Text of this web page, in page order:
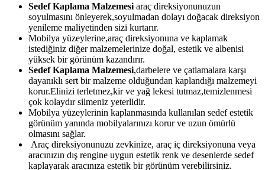
Sedef Kaplama Malzemesi araç direksiyonunuzun
soyulmasını önleyerek,soyulmadan dolayı doğacak direksiyon
yenileme maliyetinden sizi kurtarır.
Mobilya yüzeylerine,araç direksiyonuna ve kaplamak
istediğiniz diğer malzemelerinize doğal, estetik ve albenisi
yüksek bir görünüm kazandırır.
Sedef Kaplama Malzemesi,darbelere ve çatlamalara karşı
dayanıklı sert bir malzeme olduğundan kaplandığı malzemeyi
korur.Elinizi terletmez,kir ve yağ lekesi tutmaz,temizlenmesi
çok kolaydır silmeniz yeterlidir.
Mobilya yüzeylerinin kaplanmasında kullanılan sedef estetik
görünüm yanında mobilyalarınızı korur ve uzun ömürlü
olmasını sağlar.
Araç direksiyonunuzu zevkinize, araç iç direksiyonuna veya
aracınızın dış rengine uygun estetik renk ve desenlerde sedef
kaplayarak aracınıza estetik bir görünüm verebilirsiniz.